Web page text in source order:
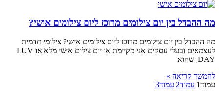
מה ההבדל בין יום צילומים מרוכז ליום צילומים אישי?
מה ההבדל בין יום צילומים מרוכז ליום צילומים אישי? צילומי תדמית
לעצמאים ובעלי עסקים אני מקיימת או יום צילום אישי מלא או LUV
DAY, שהוא
להמשך קריאה »
עמוד1 עמוד2 עמוד3